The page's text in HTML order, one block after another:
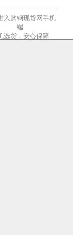
入购钢现货网手机
端
选货，安心保障